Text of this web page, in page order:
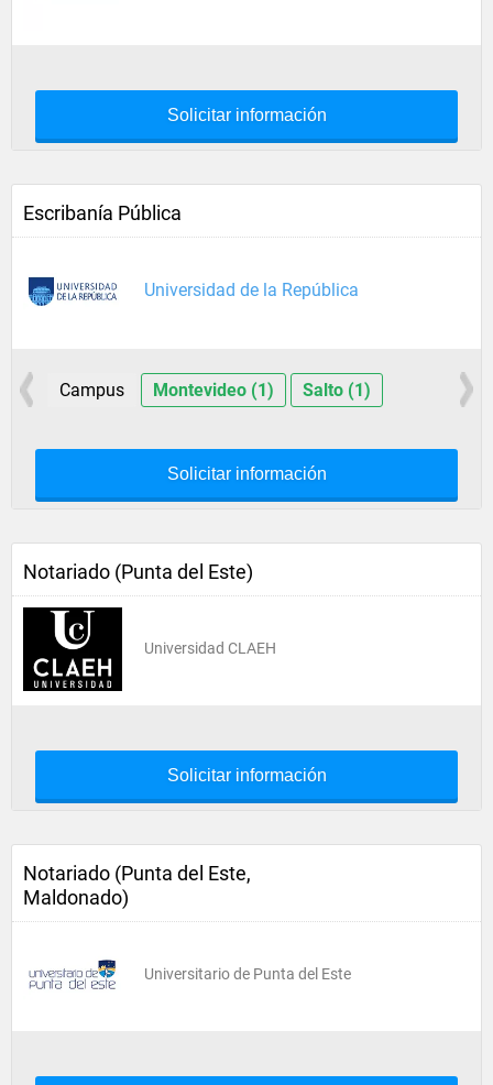
Solicitar información
Escribanía Pública
Universidad de la República
Campus Montevideo (1) Salto (1)
Solicitar información
Notariado (Punta del Este)
Universidad CLAEH
Solicitar información
Notariado (Punta del Este,
Maldonado)
Universitario de Punta del Este